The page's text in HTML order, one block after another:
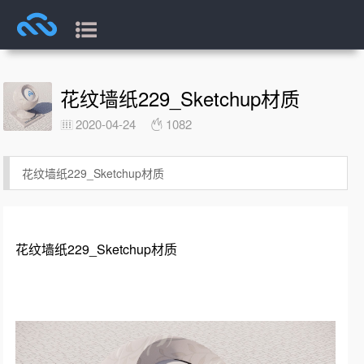
花纹墙纸229_Sketchup材质
2020-04-24 1082
花纹墙纸229_Sketchup材质
花纹墙纸229_Sketchup材质